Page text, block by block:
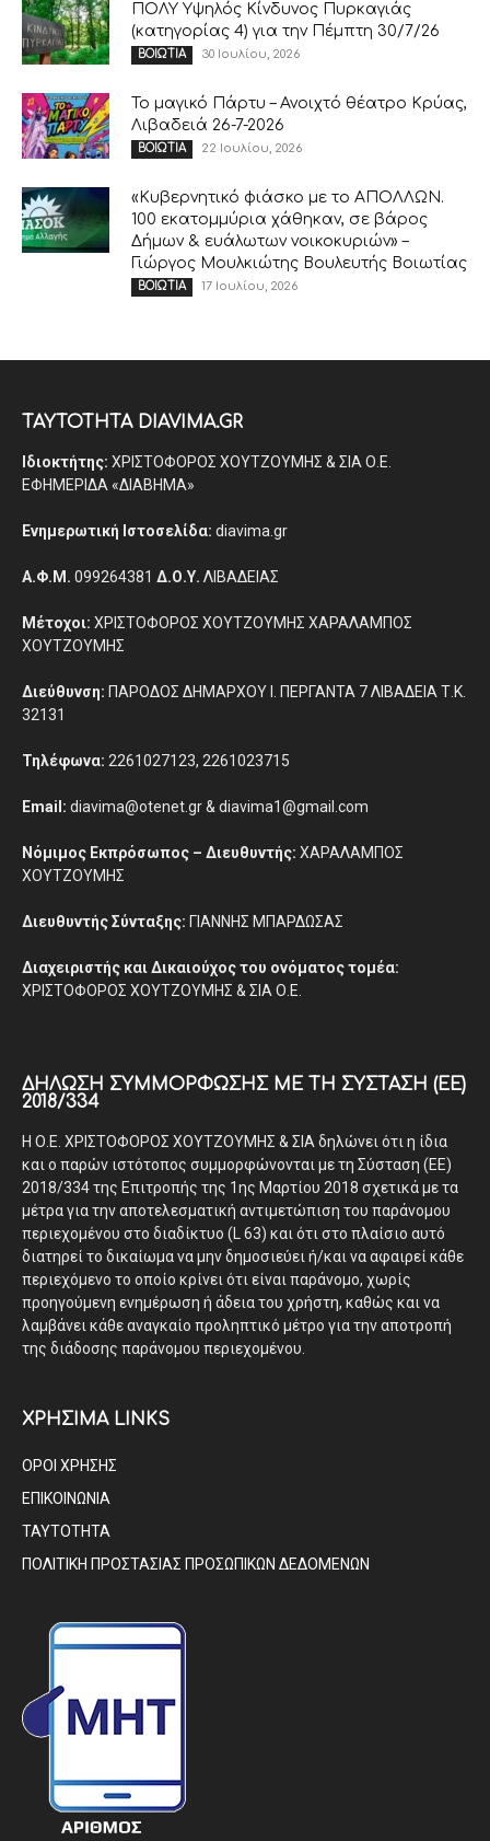
ΠΟΛΥ Υψηλός Κίνδυνος Πυρκαγιάς
(κατηγορίας 4) για την Πέμπτη 30/7/26
ΒΟΙΩΤΙΑ 30 Ιουλίου, 2026
Το μαγικό Πάρτυ – Ανοιχτό θέατρο Κρύας,
Λιβαδειά 26-7-2026
ΒΟΙΩΤΙΑ 22 Ιουλίου, 2026
«Κυβερνητικό φιάσκο με το ΑΠΟΛΛΩΝ.
100 εκατομμύρια χάθηκαν, σε βάρος
Δήμων & ευάλωτων νοικοκυριών» –
Γιώργος Μουλκιώτης Βουλευτής Βοιωτίας
ΒΟΙΩΤΙΑ 17 Ιουλίου, 2026
ΤΑΥΤΟΤΗΤΑ DIAVIMA.GR
Ιδιοκτήτης: ΧΡΙΣΤΟΦΟΡΟΣ ΧΟΥΤΖΟΥΜΗΣ & ΣΙΑ Ο.Ε.
ΕΦΗΜΕΡΙΔΑ «ΔΙΑΒΗΜΑ»
Ενημερωτική Ιστοσελίδα: diavima.gr
Α.Φ.Μ. 099264381 Δ.Ο.Υ. ΛΙΒΑΔΕΙΑΣ
Μέτοχοι: ΧΡΙΣΤΟΦΟΡΟΣ ΧΟΥΤΖΟΥΜΗΣ ΧΑΡΑΛΑΜΠΟΣ
ΧΟΥΤΖΟΥΜΗΣ
Διεύθυνση: ΠΑΡΟΔΟΣ ΔΗΜΑΡΧΟΥ Ι. ΠΕΡΓΑΝΤΑ 7 ΛΙΒΑΔΕΙΑ Τ.Κ.
32131
Τηλέφωνα: 2261027123, 2261023715
Email: diavima@otenet.gr & diavima1@gmail.com
Νόμιμος Εκπρόσωπος – Διευθυντής: ΧΑΡΑΛΑΜΠΟΣ
ΧΟΥΤΖΟΥΜΗΣ
Διευθυντής Σύνταξης: ΓΙΑΝΝΗΣ ΜΠΑΡΔΩΣΑΣ
Διαχειριστής και Δικαιούχος του ονόματος τομέα:
ΧΡΙΣΤΟΦΟΡΟΣ ΧΟΥΤΖΟΥΜΗΣ & ΣΙΑ Ο.Ε.
ΔΉΛΩΣΗ ΣΥΜΜΌΡΦΩΣΗΣ ΜΕ ΤΗ ΣΎΣΤΑΣΗ (ΕΕ)
2018/334
Η Ο.Ε. ΧΡΙΣΤΟΦΟΡΟΣ ΧΟΥΤΖΟΥΜΗΣ & ΣΙΑ δηλώνει ότι η ίδια
και ο παρών ιστότοπος συμμορφώνονται με τη Σύσταση (ΕΕ)
2018/334 της Επιτροπής της 1ης Μαρτίου 2018 σχετικά με τα
μέτρα για την αποτελεσματική αντιμετώπιση του παράνομου
περιεχομένου στο διαδίκτυο (L 63) και ότι στο πλαίσιο αυτό
διατηρεί το δικαίωμα να μην δημοσιεύει ή/και να αφαιρεί κάθε
περιεχόμενο το οποίο κρίνει ότι είναι παράνομο, χωρίς
προηγούμενη ενημέρωση ή άδεια του χρήστη, καθώς και να
λαμβάνει κάθε αναγκαίο προληπτικό μέτρο για την αποτροπή
της διάδοσης παράνομου περιεχομένου.
ΧΡΗΣΙΜΑ LINKS
ΟΡΟΙ ΧΡΗΣΗΣ
ΕΠΙΚΟΙΝΩΝΙΑ
ΤΑΥΤΟΤΗΤΑ
ΠΟΛΙΤΙΚΗ ΠΡΟΣΤΑΣΙΑΣ ΠΡΟΣΩΠΙΚΩΝ ΔΕΔΟΜΕΝΩΝ